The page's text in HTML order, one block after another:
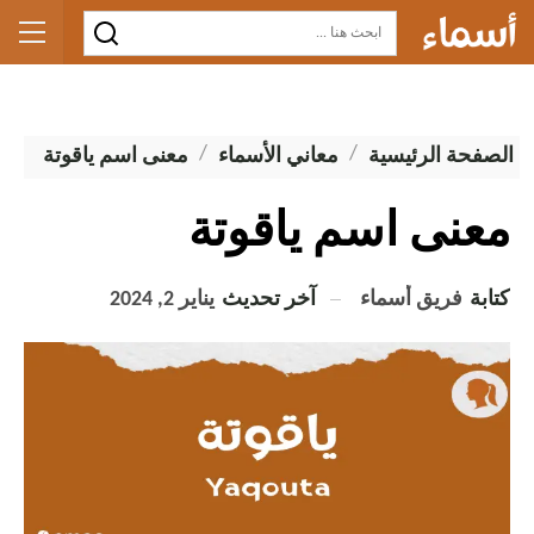
الصفحة الرئيسية معاني الأسماء معنى اسم ياقوتة
معنى اسم ياقوتة
كتابة فريق أسماء آخر تحديث يناير 2, 2024